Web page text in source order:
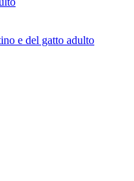
e del gatto adulto